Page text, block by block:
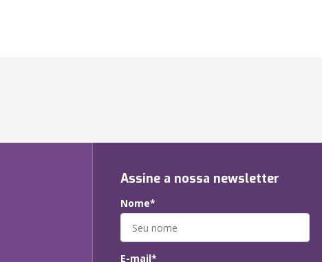
Assine a nossa newsletter
Nome*
E-mail*